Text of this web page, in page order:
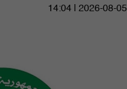
14:04 | 2026-08-05